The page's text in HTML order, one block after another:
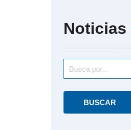
Noticias